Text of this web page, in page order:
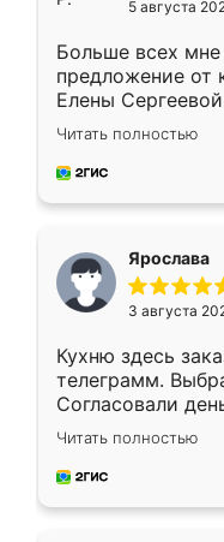
5 августа
Больше всех
предложение от
Елены
короткие сроки
для замера
предложил по
Читать полностью
Ярослава
3 августа
Кухню здесь
телеграмм.
Согласовали
недели кухня
довольны
мебель за
Читать полностью